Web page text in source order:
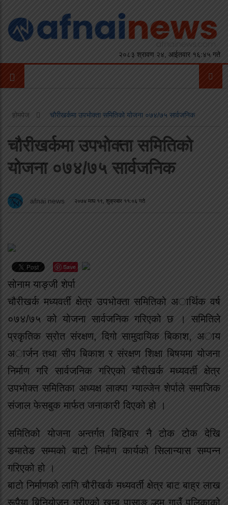
२०८३ श्रावण २४, आईतवार १६:४५ गते
होमपेज चौरीखर्कमा उपभोक्ता समितिको योजना ०७४/७५ सार्वजनिक
चौरीखर्कमा उपभोक्ता समितिको
योजना ०७४/७५ सार्वजनिक
afnai news २०७४ माघ १९, शुक्रबार ११:०६ गते
Save
सोनाम याङ्जी शेर्पा
चौरीखर्क मध्यवर्ती क्षेत्र उपभोक्ता समितिको अार्थिक वर्ष
०७४/७५ को योजना सार्वजनिक गरिएको छ । समितिले
प्रकृृतिक स्रोत संरक्षण, दिगो सामुदायिक बिकाश, अाय
अार्जन तथा सीप बिकाश र संरक्षण शिक्षा बिषयमा योजना
निर्माण गरि सार्वजनिक गरिएको चौरीखर्क मध्यवर्ती क्षेत्र
उपभोक्त समितिका अध्यक्ष लाक्पा ग्याल्जेन शेर्पाले समाजिक
संजाल फेसबुक मार्फत जनाकारी दिएको हो ।
समितिको योजना अन्तर्गत बिहिबार नै टोक टोक देखि
ङमातेङ सम्मको बाटो निर्माण कार्यको सिलान्यास सम्पन्न
गरिएको हो ।
बाटो निर्माणको लागि चौरीखर्क मध्यवर्ती क्षेत्र बाट बाह्र लाख
रूपैया बिनियोजन गरीएको खुम्बु पासाङ ल्हमु गाउँ पलिकाको